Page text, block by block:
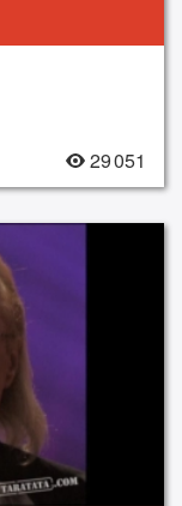
29 051